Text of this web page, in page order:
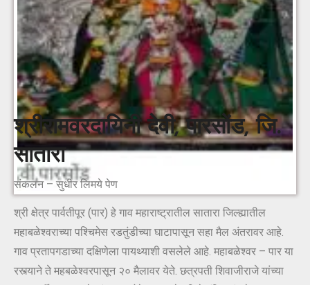
श्रीरामवरदायिनी देवी, पारसोंड, जि.
सातारा
संकलन – सुधीर लिमये पेण
श्री क्षेत्र पार्वतीपूर (पार) हे गाव महाराष्ट्रातील सातारा जिल्ह्यातील
महाबळेश्वराच्या पश्चिमेस रडतुंडीच्या घाटापासून सहा मैल अंतरावर आहे.
गाव प्रतापगडाच्या दक्षिणेला पायथ्याशी वसलेले आहे. महाबळेश्वर – पार या
रस्त्याने ते महबळेश्वरपासून २० मैलावर येते. छत्रपती शिवाजीराजे यांच्या